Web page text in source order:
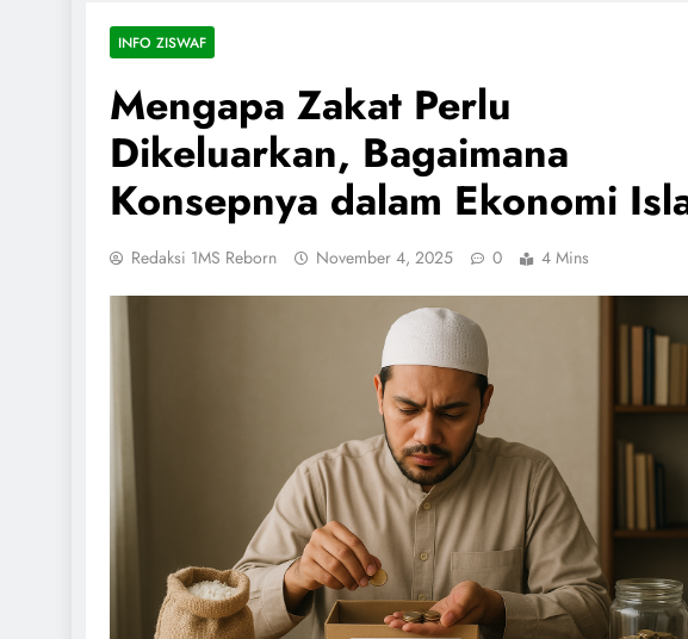
INFO ZISWAF
Mengapa Zakat Perlu
Dikeluarkan, Bagaimana
Konsepnya dalam Ekonomi
Redaksi 1MS Reborn November 4, 2025 0 4 Mins